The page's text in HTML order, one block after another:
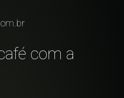
com a